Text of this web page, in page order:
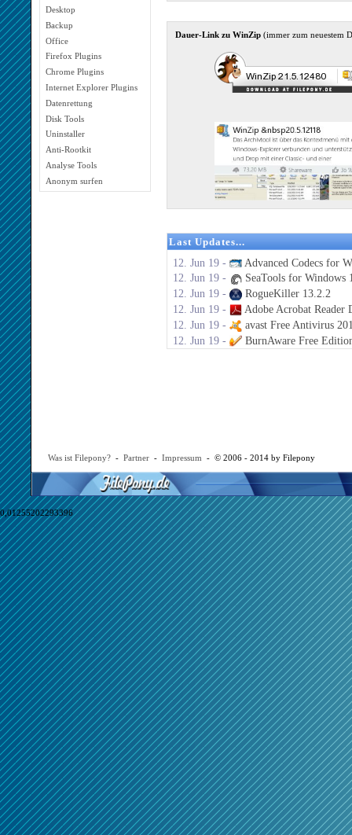
Desktop
Backup
Office
Firefox Plugins
Chrome Plugins
Internet Explorer Plugins
Datenrettung
Disk Tools
Uninstaller
Anti-Rootkit
Analyse Tools
Anonym surfen
Dauer-Link zu WinZip (immer zum neuestem
Last Updates...
12. Jun 19 -
Advanced Codecs for
12. Jun 19 -
SeaTools for Windows
12. Jun 19 -
RogueKiller 13.2.2
12. Jun 19 -
Adobe Acrobat Reader
12. Jun 19 -
avast Free Antivirus
12. Jun 19 -
BurnAware Free
Was ist Filepony? - Partner - Impressum - © 2006 - 2014 by Filepony
0,01255202293396